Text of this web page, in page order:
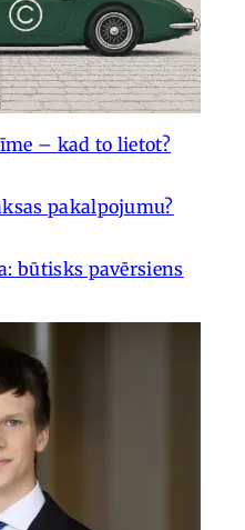
– kad to lietot?
pakalpojumu?
būtisks pavērsiens